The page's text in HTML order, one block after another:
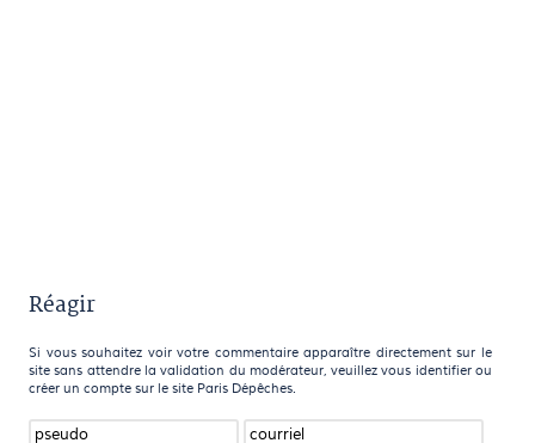
Réagir
Si vous souhaitez voir votre commentaire apparaître directement sur le
site sans attendre la validation du modérateur, veuillez vous identifier ou
créer un compte sur le site Paris Dépêches.